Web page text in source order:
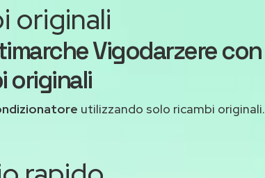
originali
Vigodarzere con
originali
utilizzando solo ricambi originali.